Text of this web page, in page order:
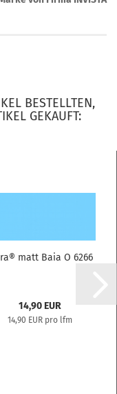
BESTELLTEN,
GEKAUFT:
Lycra® matt Baia O 6266
14,90 EUR
14,90 EUR pro lfm